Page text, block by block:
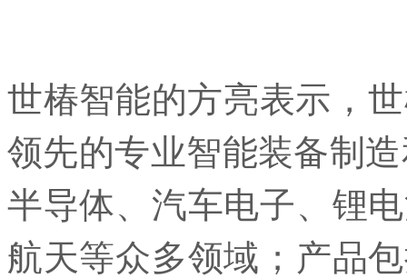
世椿智能的方亮表示，
领先的专业智能装备制
半导体、汽车电子、锂
航天等众多领域；产品